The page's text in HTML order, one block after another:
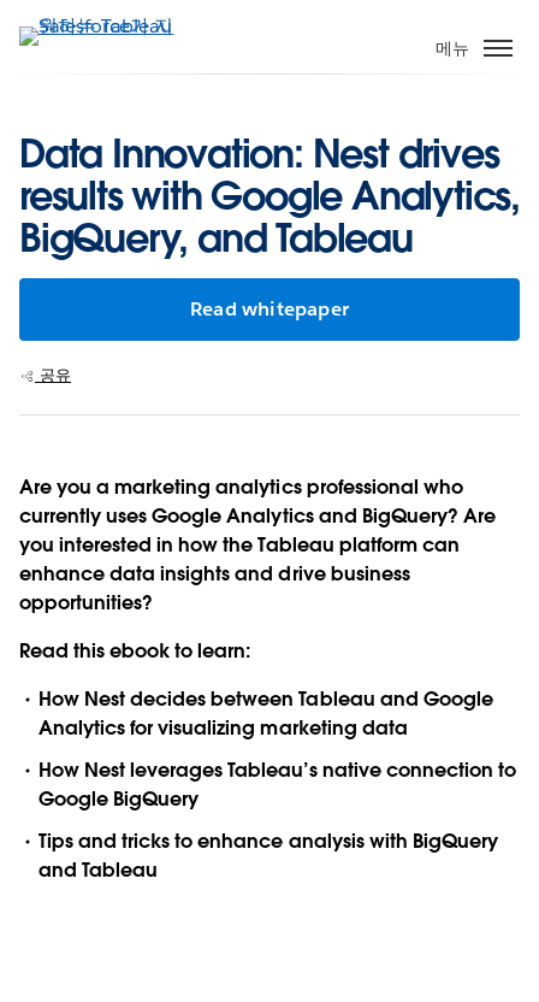
요
기
메뉴
Data Innovation: Nest drives
results with Google Analytics,
BigQuery, and Tableau
Read whitepaper
공유
Are you a marketing analytics professional who
currently uses Google Analytics and BigQuery? Are
you interested in how the Tableau platform can
enhance data insights and drive business
opportunities?
Read this ebook to learn:
How Nest decides between Tableau and Google
Analytics for visualizing marketing data
How Nest leverages Tableau’s native connection to
Google BigQuery
Tips and tricks to enhance analysis with BigQuery
and Tableau